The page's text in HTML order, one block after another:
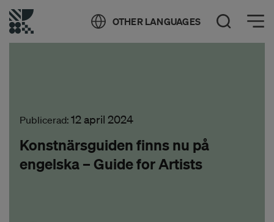
OTHER LANGUAGES Öppna sök
Öppna meny
Publicerad: 12 april 2024
Konstnärsguiden finns nu på
engelska – Guide for Artists